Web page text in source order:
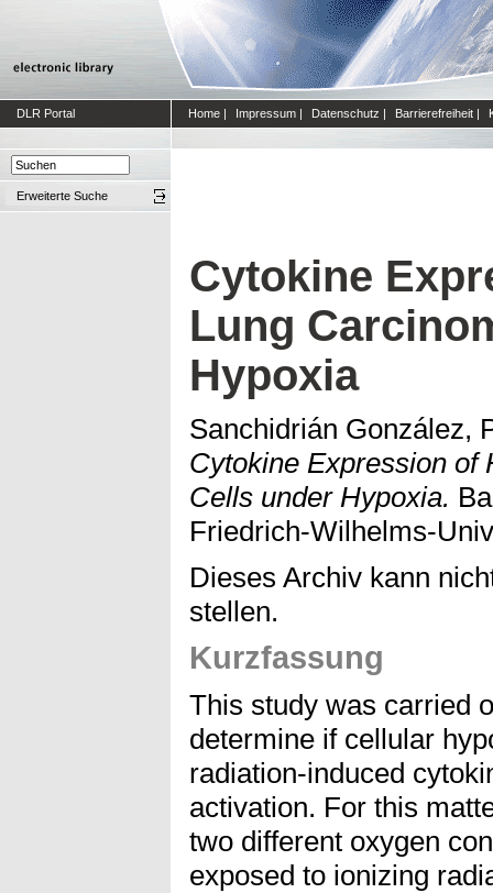
DLR Portal Home | Impressum | Datenschutz | Barrierefreiheit |
Erweiterte Suche
Cytokine
Lung
Hypoxia
Sanchidrián González,
Cytokine Expression of
Cells under Hypoxia.
Friedrich-Wilhelms-
Dieses Archiv kann
stellen.
Kurzfassung
This study was carried
determine if cellular
radiation-induced
activation. For this
two different oxygen
exposed to ionizing